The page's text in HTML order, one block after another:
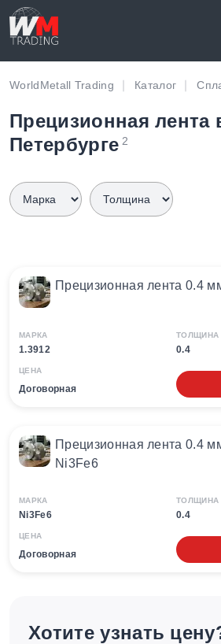
WorldMetall Trading Каталог
Прецизионная лента
Петербурге 2
Прецизионная лента 0.4
МАРКА
1.3912
ТОЛЩИНА
0.4
ЦЕНА
Договорная
Прецизионная лента 0.4
Ni3Fe6
МАРКА
Ni3Fe6
ТОЛЩИНА
0.4
ЦЕНА
Договорная
Хотите узнать